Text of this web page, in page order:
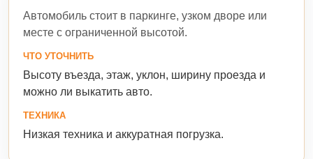
Автомобиль стоит в паркинге, узком дворе или
месте с ограниченной высотой.
ЧТО УТОЧНИТЬ
Высоту въезда, этаж, уклон, ширину проезда и
можно ли выкатить авто.
ТЕХНИКА
Низкая техника и аккуратная погрузка.